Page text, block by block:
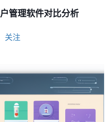
管理软件对比分析
关注